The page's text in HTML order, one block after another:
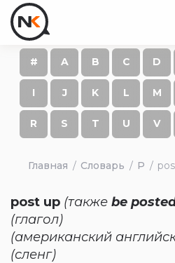
# A B C D
I J K L M
R S T U V
Главная Словарь P
post up (также be
(глагол)
(американский
(сленг)